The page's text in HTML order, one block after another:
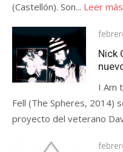
(Castellón). Son... Leer más
el
Nick
I Am
Fell (The Spheres, 2014)
proyecto del veterano